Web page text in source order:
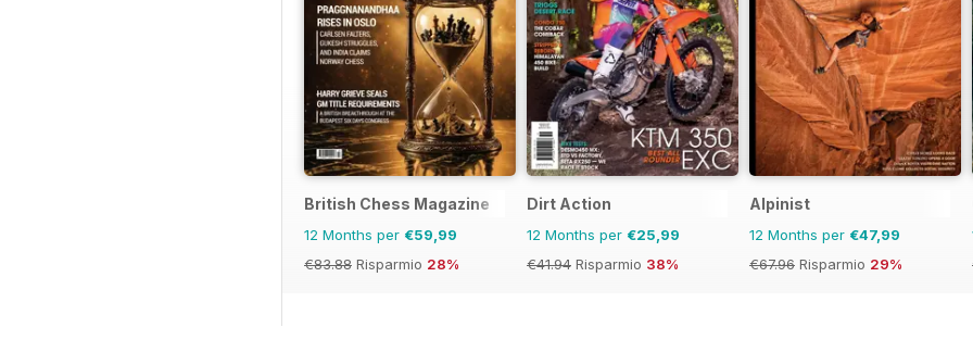
British Chess Magazine
12 Months per €59,99
€83.88 Risparmio 28%
Dirt Action
12 Months per €25,99
€41.94 Risparmio 38%
Alpinist
12 Months per €47,99
€67.96 Risparmio 29%